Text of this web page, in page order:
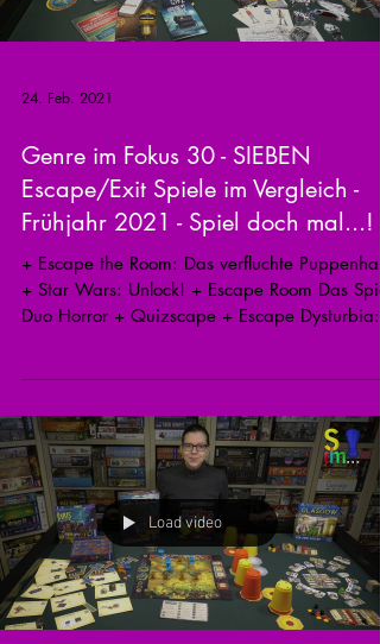
24. Feb. 2021
Genre im Fokus 30 - SIEBEN
Escape/Exit Spiele im Vergleich -
Frühjahr 2021 - Spiel doch mal...!
+ Escape the Room: Das verfluchte
+ Star Wars: Unlock! + Escape Room Das Spiel
Duo Horror + Quizscape + Escape
Load video